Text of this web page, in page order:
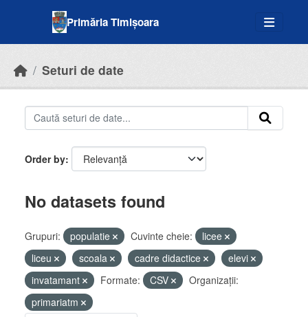
Primăria Timișoara
Seturi de date
Order by
No datasets found
Grupuri: populatie Cuvinte cheie:
licee
liceu
scoala cadre didactice
elevi
invatamant
Formate: CSV
Organizații:
primariatm